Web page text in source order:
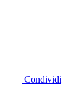
Condividi